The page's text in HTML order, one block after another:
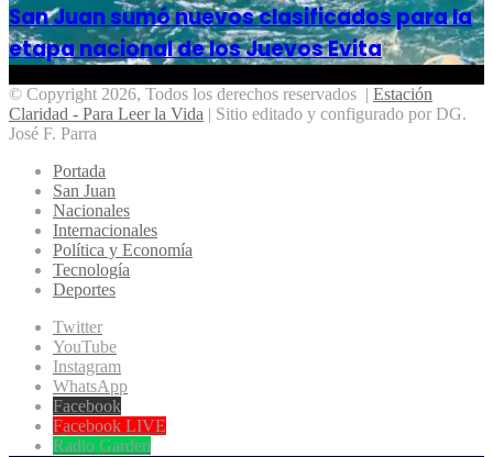
San Juan sumó nuevos clasificados para la
etapa nacional de los Juevos Evita
© Copyright 2026, Todos los derechos reservados | Estación
Claridad - Para Leer la Vida | Sitio editado y configurado por DG.
José F. Parra
Portada
San Juan
Nacionales
Internacionales
Política y Economía
Tecnología
Deportes
Twitter
YouTube
Instagram
WhatsApp
Facebook
Facebook LIVE
Radio Garden